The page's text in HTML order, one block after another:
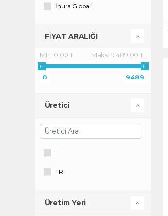
İnura Global
Spalding
FİYAT ARALIĞI
Min: 0,00 TL Maks: 9.489,00 TL
0 9489
Üretici
-
TR
Üretim Yeri